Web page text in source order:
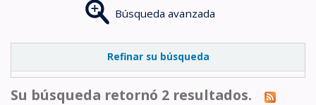
Búsqueda avanzada
Refinar su búsqueda
Su búsqueda retornó 2 resultados.